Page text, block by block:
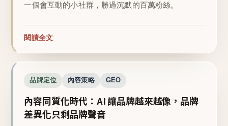
一個會互動的小社群，勝過沉默的百萬粉絲。
閱讀全文
品牌定位 內容策略 GEO
內容同質化時代：AI 讓品牌越來越像，品牌
差異化只剩品牌聲音